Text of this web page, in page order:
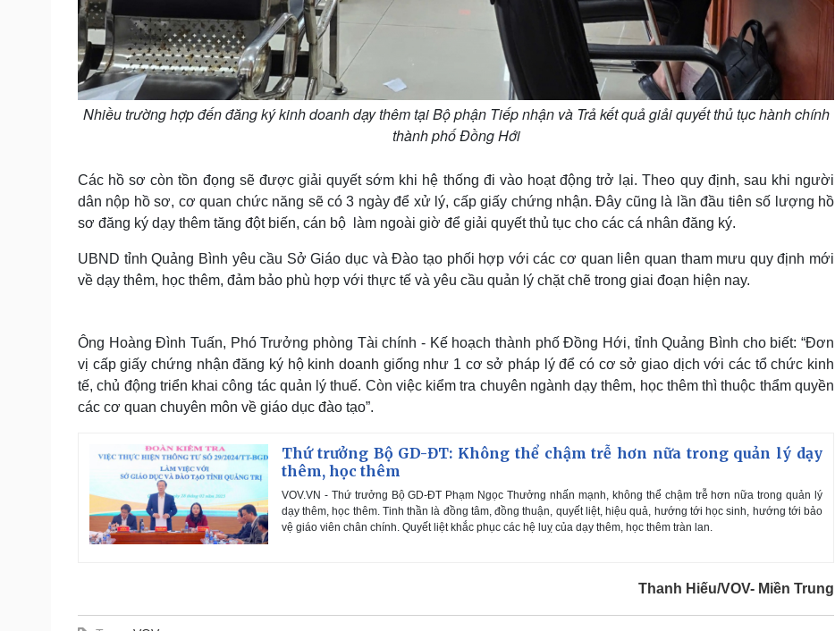
Nhiều trường hợp đến đăng ký kinh doanh dạy thêm tại Bộ phận Tiếp nhận và Trả kết quả giải quyết thủ tục hành chính
thành phố Đồng Hới
Các hồ sơ còn tồn đọng sẽ được giải quyết sớm khi hệ thống đi vào hoạt động trở lại. Theo quy định, sau khi người
dân nộp hồ sơ, cơ quan chức năng sẽ có 3 ngày để xử lý, cấp giấy chứng nhận. Đây cũng là lần đầu tiên số lượng hồ
sơ đăng ký dạy thêm tăng đột biến, cán bộ làm ngoài giờ để giải quyết thủ tục cho các cá nhân đăng ký.
UBND tỉnh Quảng Bình yêu cầu Sở Giáo dục và Đào tạo phối hợp với các cơ quan liên quan tham mưu quy định mới
về dạy thêm, học thêm, đảm bảo phù hợp với thực tế và yêu cầu quản lý chặt chẽ trong giai đoạn hiện nay.
Ông Hoàng Đình Tuấn, Phó Trưởng phòng Tài chính - Kế hoạch thành phố Đồng Hới, tỉnh Quảng Bình cho biết: “Đơn
vị cấp giấy chứng nhận đăng ký hộ kinh doanh giống như 1 cơ sở pháp lý để có cơ sở giao dịch với các tổ chức kinh
tế, chủ động triển khai công tác quản lý thuế. Còn việc kiểm tra chuyên ngành dạy thêm, học thêm thì thuộc thẩm quyền
các cơ quan chuyên môn về giáo dục đào tạo”.
Thứ trưởng Bộ GD-ĐT: Không thể chậm trễ hơn nữa trong quản lý dạy
thêm, học thêm
VOV.VN - Thứ trưởng Bộ GD-ĐT Phạm Ngọc Thưởng nhấn mạnh, không thể chậm trễ hơn nữa trong quản lý
dạy thêm, học thêm. Tinh thần là đồng tâm, đồng thuận, quyết liệt, hiệu quả, hướng tới học sinh, hướng tới bảo
vệ giáo viên chân chính. Quyết liệt khắc phục các hệ luỵ của dạy thêm, học thêm tràn lan.
Thanh Hiếu/VOV- Miền Trung